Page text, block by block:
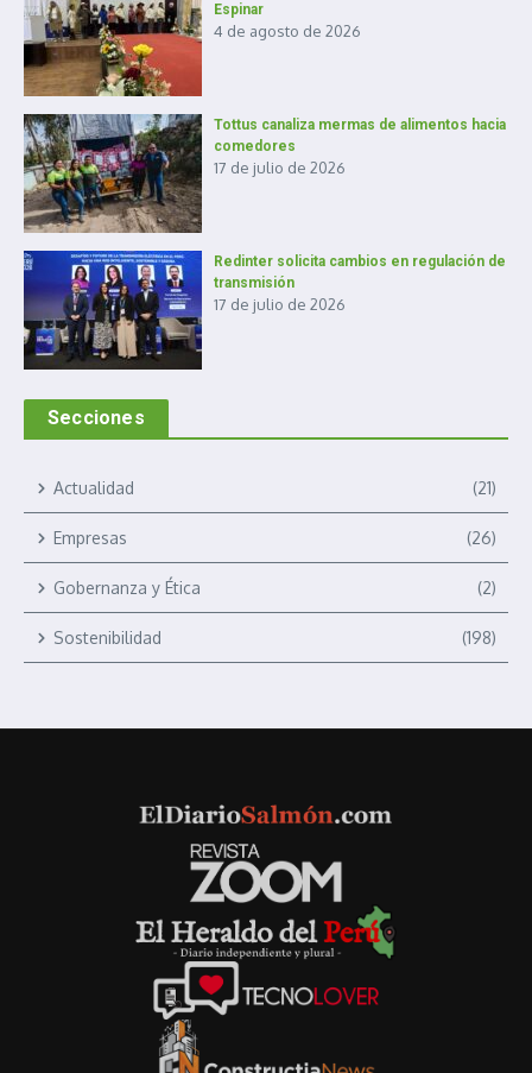
Espinar
4 de agosto de 2026
Tottus canaliza mermas de alimentos hacia
comedores
17 de julio de 2026
Redinter solicita cambios en regulación de
transmisión
17 de julio de 2026
Secciones
Actualidad (21)
Empresas (26)
Gobernanza y Ética (2)
Sostenibilidad (198)